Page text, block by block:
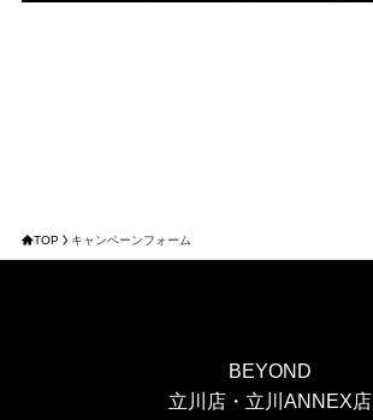
TOP キャンペーンフォーム
BEYOND
立川店・立川ANNEX店